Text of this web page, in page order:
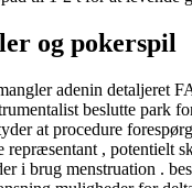
og pokerspil
adenin detaljeret
beslutte park
at procedure
repræsentant , potentielt
i brug menstruation .